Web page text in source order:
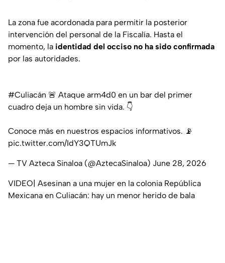
La zona fue acordonada para permitir la posterior
intervención del personal de la Fiscalía. Hasta el
momento, la identidad del occiso no ha sido confirmada
por las autoridades.
#Culiacán 🚨 Ataque arm4d0 en un bar del primer
cuadro deja un hombre sin vida. 👇
Conoce más en nuestros espacios informativos. 📡
pic.twitter.com/IdY3QTUmJk
— TV Azteca Sinaloa (@AztecaSinaloa) June 28, 2026
VIDEO| Asesinan a una mujer en la colonia República
Mexicana en Culiacán: hay un menor herido de bala